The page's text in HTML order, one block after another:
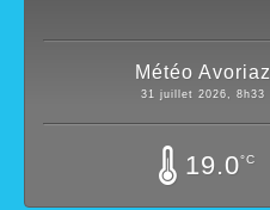
Météo Avoriaz
31 juillet 2026, 8h33
19.0°C